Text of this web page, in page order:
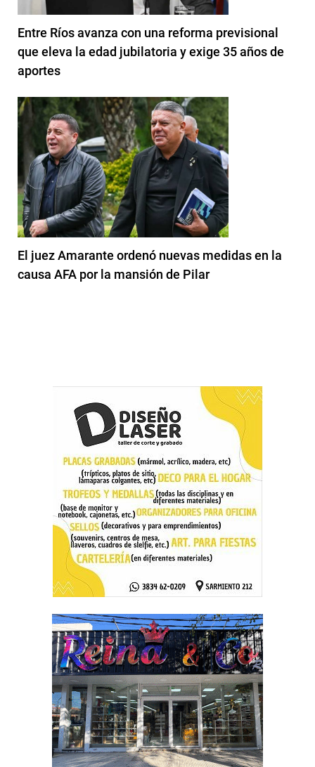
Entre Ríos avanza con una reforma previsional
que eleva la edad jubilatoria y exige 35 años de
aportes
El juez Amarante ordenó nuevas medidas en la
causa AFA por la mansión de Pilar